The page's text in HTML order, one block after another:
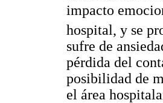
impacto
hospital, y se
sufre de
pérdida del
posibilidad de
el área